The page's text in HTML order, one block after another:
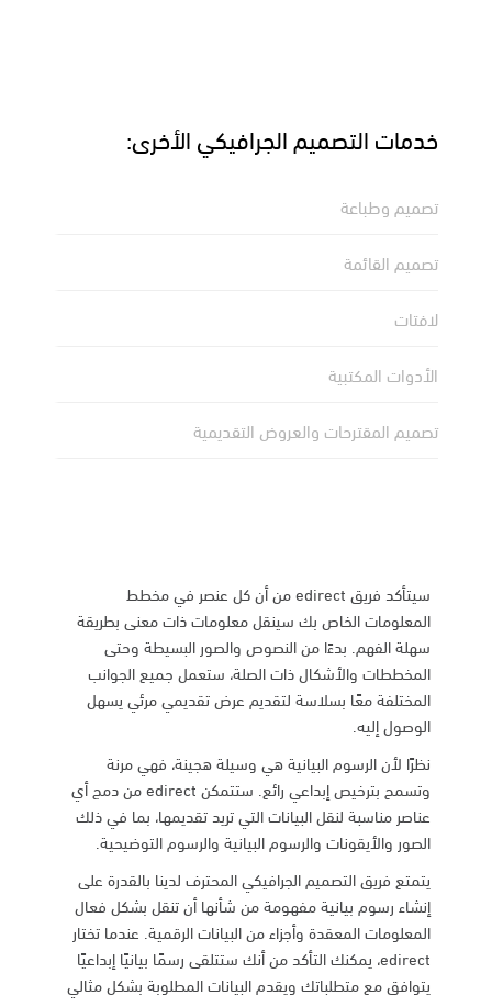
خدمات التصميم الجرافيكي الأخرى:
تصميم وطباعة
تصميم القائمة
لافتات
الأدوات المكتبية
تصميم المقترحات والعروض التقديمية
سيتأكد فريق edirect من أن كل عنصر في مخطط
المعلومات الخاص بك سينقل معلومات ذات معنى بطريقة
سهلة الفهم. بدءًا من النصوص والصور البسيطة وحتى
المخططات والأشكال ذات الصلة، ستعمل جميع الجوانب
المختلفة معًا بسلاسة لتقديم عرض تقديمي مرئي يسهل
الوصول إليه.
نظرًا لأن الرسوم البيانية هي وسيلة هجينة، فهي مرنة
وتسمح بترخيص إبداعي رائع. ستتمكن edirect من دمج أي
عناصر مناسبة لنقل البيانات التي تريد تقديمها، بما في ذلك
الصور والأيقونات والرسوم البيانية والرسوم التوضيحية.
يتمتع فريق التصميم الجرافيكي المحترف لدينا بالقدرة على
إنشاء رسوم بيانية مفهومة من شأنها أن تنقل بشكل فعال
المعلومات المعقدة وأجزاء من البيانات الرقمية. عندما تختار
edirect، يمكنك التأكد من أنك ستتلقى رسمًا بيانيًا إبداعيًا
يتوافق مع متطلباتك ويقدم البيانات المطلوبة بشكل مثالي